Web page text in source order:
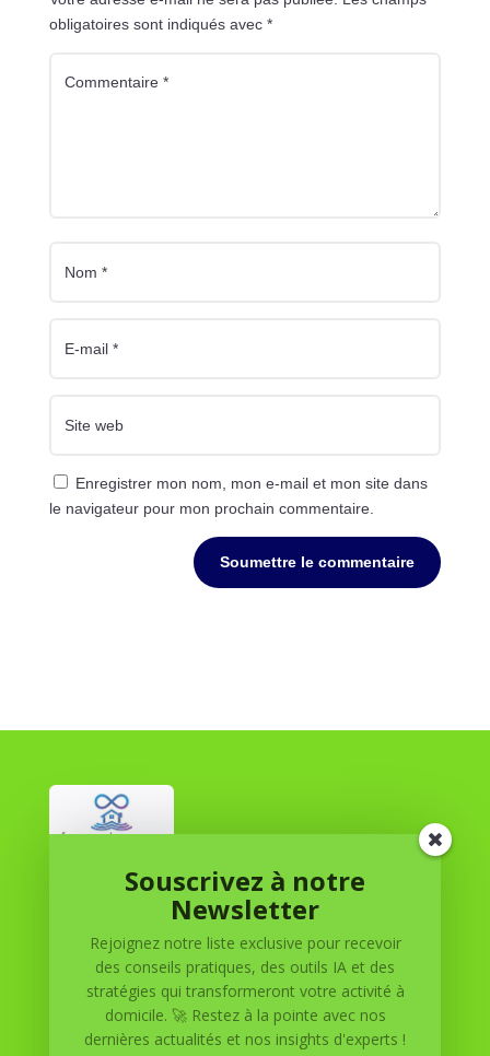
obligatoires sont indiqués avec *
Enregistrer mon nom, mon e-mail et mon site dans
le navigateur pour mon prochain commentaire.
Soumettre le commentaire
Réussite à Domicile
Réussite à Domicile est votre partenaire de confiance
pour atteindre vos objectifs depuis le confort de votre
maison. Nous offrons des solutions personnalisées pour
vous aider à réussir.
Souscrivez à notre
Newsletter
Rejoignez notre liste exclusive pour recevoir
des conseils pratiques, des outils IA et des
stratégies qui transformeront votre activité à
domicile. 🚀 Restez à la pointe avec nos
dernières actualités et nos insights d'experts !